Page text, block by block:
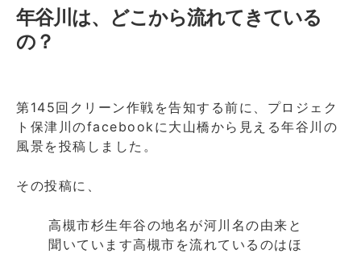
年谷川は、どこから流れてきている
の？
第145回クリーン作戦を告知する前に、プロジェク
ト保津川のfacebookに大山橋から見える年谷川の
風景を投稿しました。
その投稿に、
高槻市杉生年谷の地名が河川名の由来と
聞いています高槻市を流れているのはほ